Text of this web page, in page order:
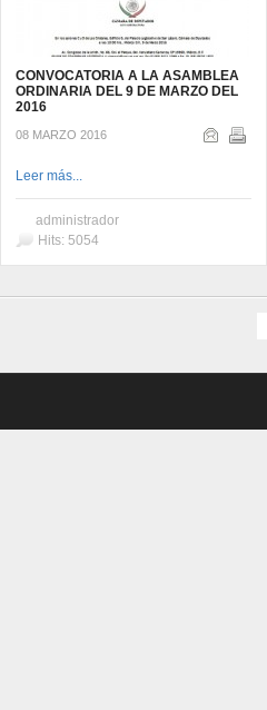
CONVOCATORIA A LA ASAMBLEA
ORDINARIA DEL 9 DE MARZO DEL
2016
08 MARZO 2016
Leer más...
administrador
Hits: 5054